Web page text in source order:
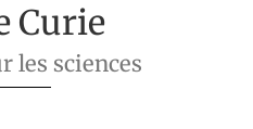
Curie
les sciences